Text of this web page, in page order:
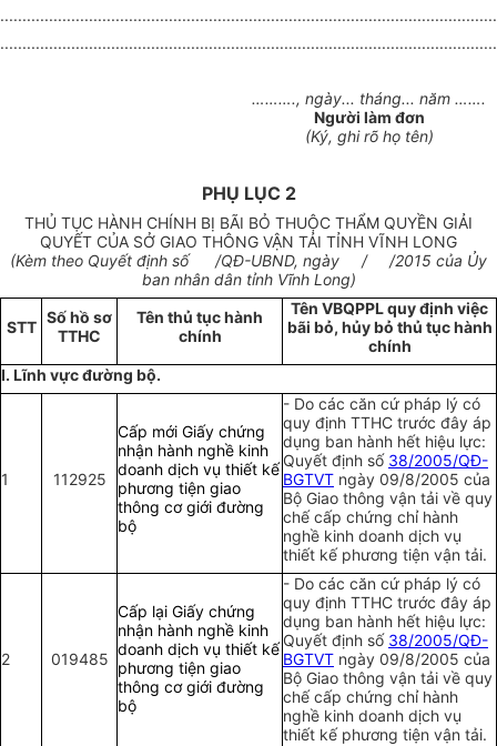
………., ngày... tháng... năm …….
Người làm đơn
(Ký, ghi rõ họ tên)
PHỤ LỤC 2
THỦ TỤC HÀNH CHÍNH BỊ BÃI BỎ THUỘC THẨM QUYỀN GIẢI
QUYẾT CỦA SỞ GIAO THÔNG VẬN TẢI TỈNH VĨNH LONG
(Kèm theo Quyết định số /QĐ-UBND, ngày / /2015 của Ủy
ban nhân dân tỉnh Vĩnh Long)
STT
Số hồ sơ
TTHC
Tên thủ tục hành
chính
Tên VBQPPL quy định việc
bãi bỏ, hủy bỏ thủ tục hành
chính
I. Lĩnh vực đường bộ.
1 112925
Cấp mới Giấy chứng
nhận hành nghề kinh
doanh dịch vụ thiết kế
phương tiện giao
thông cơ giới đường
bộ
- Do các căn cứ pháp lý có
quy định TTHC trước đây áp
dụng ban hành hết hiệu lực:
Quyết định số 38/2005/QĐ-
BGTVT ngày 09/8/2005 của
Bộ Giao thông vận tải về quy
chế cấp chứng chỉ hành
nghề kinh doanh dịch vụ
thiết kế phương tiện vận tải.
2 019485
Cấp lại Giấy chứng
nhận hành nghề kinh
doanh dịch vụ thiết kế
phương tiện giao
thông cơ giới đường
bộ
- Do các căn cứ pháp lý có
quy định TTHC trước đây áp
dụng ban hành hết hiệu lực:
Quyết định số 38/2005/QĐ-
BGTVT ngày 09/8/2005 của
Bộ Giao thông vận tải về quy
chế cấp chứng chỉ hành
nghề kinh doanh dịch vụ
thiết kế phương tiện vận tải.